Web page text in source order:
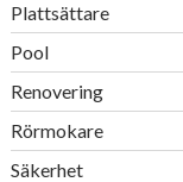
Plattsättare
Pool
Renovering
Rörmokare
Säkerhet